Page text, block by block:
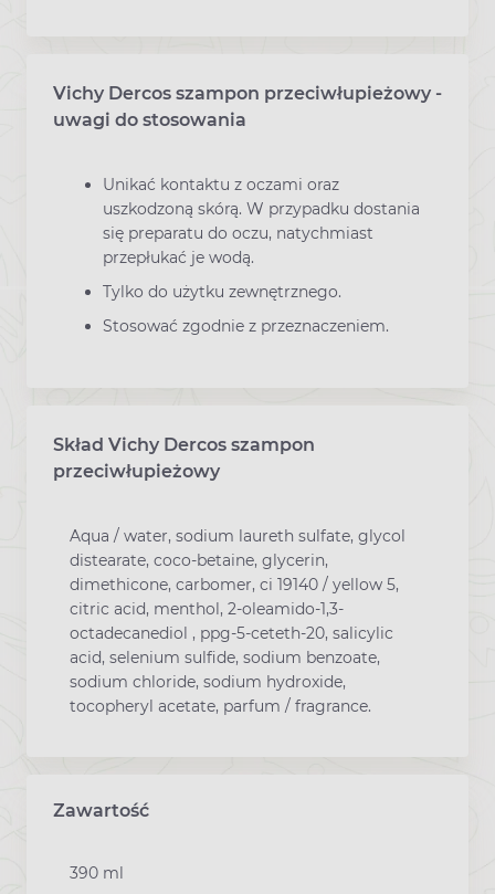
Vichy Dercos szampon przeciwłupieżowy -
uwagi do stosowania
Unikać kontaktu z oczami oraz
uszkodzoną skórą. W przypadku dostania
się preparatu do oczu, natychmiast
przepłukać je wodą.
Tylko do użytku zewnętrznego.
Stosować zgodnie z przeznaczeniem.
Skład Vichy Dercos szampon
przeciwłupieżowy
Aqua / water, sodium laureth sulfate, glycol
distearate, coco-betaine, glycerin,
dimethicone, carbomer, ci 19140 / yellow 5,
citric acid, menthol, 2-oleamido-1,3-
octadecanediol , ppg-5-ceteth-20, salicylic
acid, selenium sulfide, sodium benzoate,
sodium chloride, sodium hydroxide,
tocopheryl acetate, parfum / fragrance.
Zawartość
390 ml